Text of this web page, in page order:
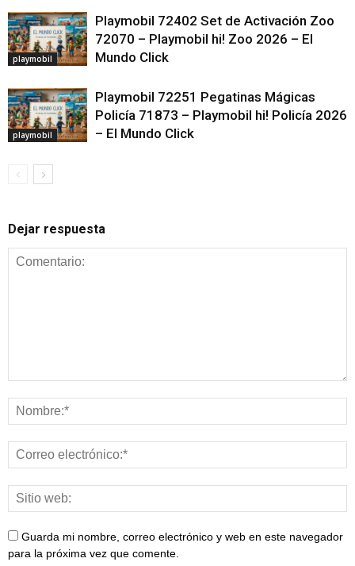
playmobil
Playmobil 72402 Set de Activación Zoo
72070 – Playmobil hi! Zoo 2026 – El
Mundo Click
playmobil
Playmobil 72251 Pegatinas Mágicas
Policía 71873 – Playmobil hi! Policía 2026
– El Mundo Click
Dejar respuesta
Guarda mi nombre, correo electrónico y web en este navegador
para la próxima vez que comente.